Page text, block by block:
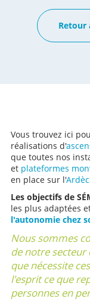
de
monte
vertical pour
Retour
Vous trouvez ici
réalisations d'
que toutes nos
et plateformes
en place sur l'
Les objectifs de
les plus adaptées
l'autonomie chez
Nous sommes
de notre secteur
que nécessite
l'esprit ce que
personnes en